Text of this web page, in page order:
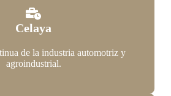
Celaya
de la industria automotriz y
agroindustrial.